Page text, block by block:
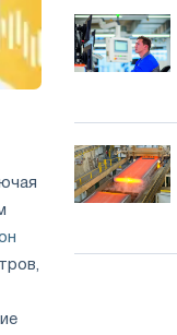
стали
из
Voestalpine
ожидает,
что
рынке
стали
на
Европейские
компании